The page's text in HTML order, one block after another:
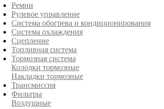
Ремни
Рулевое управление
Система обогрева и кондиционирования
Система охлаждения
Сцепление
Топливная система
Тормозная система
Колодки тормозные
Накладки тормозные
Трансмиссия
Фильтры
Воздушные